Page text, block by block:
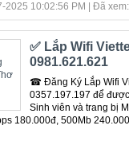
2025 10:02:56 PM | Đã
✅ Lắp Wifi
0981.621.621
☎ Đăng Ký Lắp Wifi
0357.197.197 để
Sinh viên và trang bị
180.000đ, 500Mb